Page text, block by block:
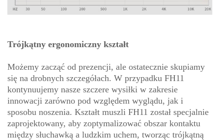
Trójkątny ergonomiczny kształt
Możemy zacząć od prezencji, ale ostatecznie skupiamy
się na drobnych szczegółach. W przypadku FH11
kontynuujemy nasze szczere wysiłki w zakresie
innowacji zarówno pod względem wyglądu, jak i
sposobu noszenia. Kształt muszli FH11 został specjalnie
zaprojektowany, aby zoptymalizować obszar kontaktu
między słuchawką a ludzkim uchem, tworząc trójkątną